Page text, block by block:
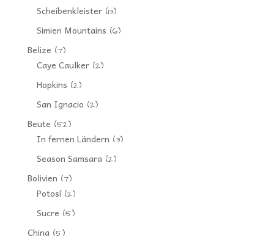
Scheibenkleister(13)
Simien Mountains (6)
Belize (7)
Caye Caulker(2)
Hopkins (2)
San Ignacio (2)
Beute (52)
In fernen Ländern (3)
Season Samsara(2)
Bolivien (7)
Potosí(2)
Sucre (5)
China(5)